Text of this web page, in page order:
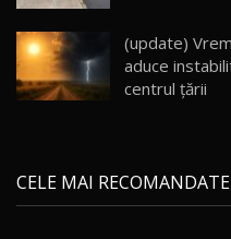
23:36
20
Noul
29:08
21
Micul BYD
16:59
(update)
aduce
centrul țării
CELE MAI